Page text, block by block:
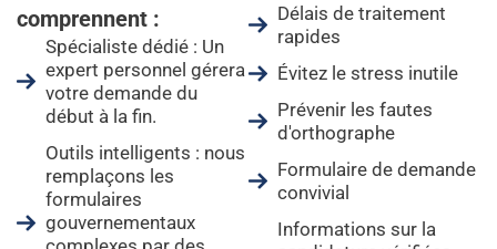
comprennent :
Spécialiste dédié : Un
expert personnel gérera
votre demande du
début à la fin.
Outils intelligents : nous
remplaçons les
formulaires
gouvernementaux
Délais de traitement
rapides
Évitez le stress inutile
Prévenir les fautes
d'orthographe
Formulaire de demande
convivial
Informations sur la